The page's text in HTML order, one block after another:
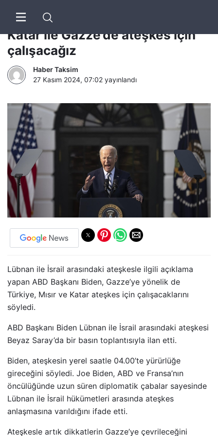
Joe Biden: Türkiye, Mısır ve
Katar ile Gazze’de ateşkes için
çalışacağız
Haber Taksim
27 Kasım 2024, 07:02 yayınlandı
Lübnan ile İsrail arasındaki ateşkesle ilgili açıklama
yapan ABD Başkanı Biden, Gazze’ye yönelik de
Türkiye, Mısır ve Katar ateşkes için çalışacaklarını
söyledi.
ABD Başkanı Biden Lübnan ile İsrail arasındaki ateşkesi
Beyaz Saray’da bir basın toplantısıyla ilan etti.
Biden, ateşkesin yerel saatle 04.00’te yürürlüğe
gireceğini söyledi. Joe Biden, ABD ve Fransa’nın
öncülüğünde uzun süren diplomatik çabalar sayesinde
Lübnan ile İsrail hükümetleri arasında ateşkes
anlaşmasına varıldığını ifade etti.
Ateşkesle artık dikkatlerin Gazze’ye çevrileceğini